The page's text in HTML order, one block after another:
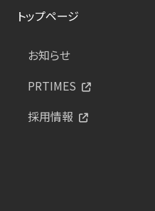
トップページ
お知らせ
PRTIMES
採用情報